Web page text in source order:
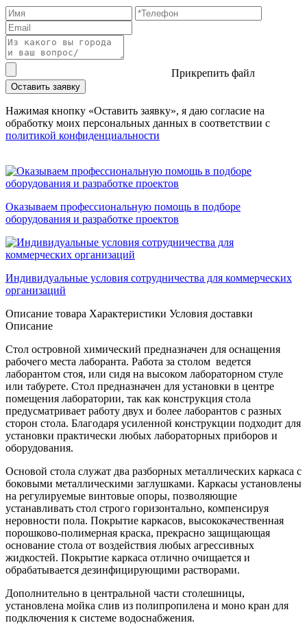
Прикрепить файл
Оставить заявку
Нажимая кнопку «Оставить заявку», я даю согласие на
обработку моих персональных данных в соответствии c
политикой конфиденциальности
Оказываем профессиональную помощь в подборе
оборудования и разработке проектов
Индивидуальные условия сотрудничества для коммерческих
организаций
Описание товара Характеристики Условия доставки
Описание
Стол островной химический предназначен для оснащения
рабочего места лаборанта. Работа за столом ведется
лаборантом стоя, или сидя на высоком лабораторном стуле
или табурете. Стол предназначен для установки в центре
помещения лаборатории, так как конструкция стола
предусматривает работу двух и более лаборантов с разных
сторон стола. Благодаря усиленной конструкции подходит для
установки практически любых лабораторных приборов и
оборудования.
Основой стола служат два разборных металлических каркаса с
боковыми металлическими заглушками. Каркасы установлены
на регулируемые винтовые опоры, позволяющие
устанавливать стол строго горизонтально, компенсируя
неровности пола. Покрытие каркасов, высококачественная
порошково-полимерная краска, прекрасно защищающая
основание стола от воздействия любых агрессивных
жидкостей. Покрытие каркаса отлично очищается и
обрабатывается дезинфицирующими растворами.
Дополнительно в центральной части столешницы,
установлена мойка слив из полипропилена и моно кран для
подключения к системе водоснабжения.